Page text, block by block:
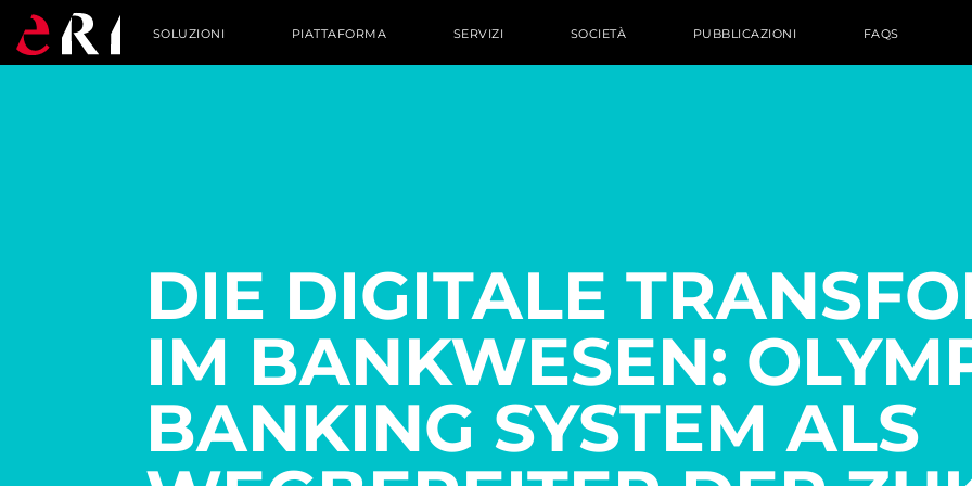
SOLUZIONI PIATTAFORMA SERVIZI SOCIETÀ PUBBLICAZIONI FAQS
DIE DIGITALE
IM BANKWESEN:
BANKING SYSTEM ALS